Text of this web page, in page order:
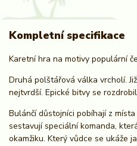
Kompletní specifikace
Karetní hra na motivy populární
Druhá polštářová válka vrcholí.
nejtvrdší. Epické bitvy se
Bulánčí důstojníci pobíhají z
sestavují speciální komanda,
okamžiku. Který vůdce se ukáže